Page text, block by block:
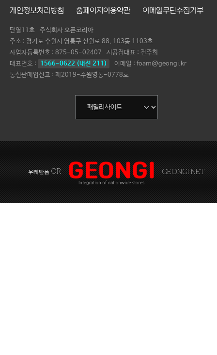
개인정보처리방침 홈페이지이용약관 이메일무단수집거부
단열11호
주식회사 오픈코리아
주소 : 경기도 수원시 영통구 신원로 88, 103동 1103호
사업자등록번호 : 875-05-02407 시공점대표 : 전주희
대표번호 :
1566-0622 (내선 211)
이메일 : foam@geongi.kr
통신판매업신고 : 제2019-수원영통-0778호
우레탄폼 OR GEONGI NET